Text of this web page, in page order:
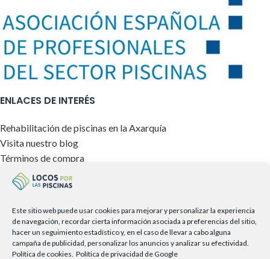
Este sitio web puede usar cookies para mejorar y personalizar la experiencia
de navegación, recordar cierta información asociada a preferencias del sitio,
hacer un seguimiento estadístico y, en el caso de llevar a cabo alguna
campaña de publicidad, personalizar los anuncios y analizar su efectividad.
Política de cookies. Política de privacidad de Google
ENLACES DE INTERÉS
Rehabilitación de piscinas en la Axarquía
Visita nuestro blog
Términos de compra
Envíos y devoluciones
Política de privacidad
Aviso legal
TIENDA FÍSICA